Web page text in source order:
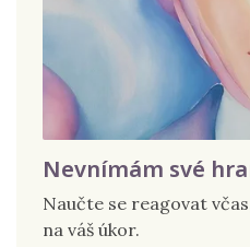
Nevnímám své
Naučte se reagovat
na váš úkor.